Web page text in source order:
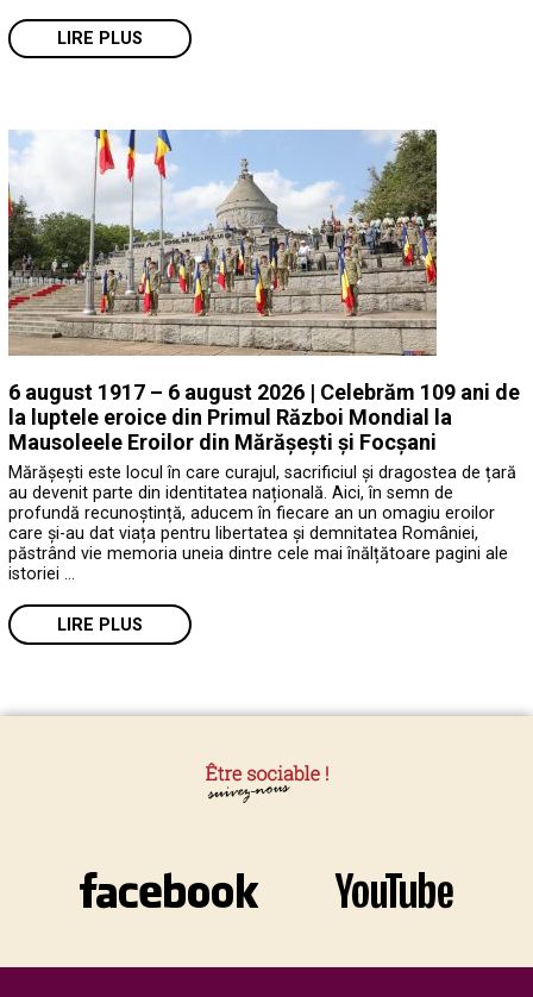
LIRE PLUS
6 august 1917 – 6 august 2026 | Celebrăm 109 ani de
la luptele eroice din Primul Război Mondial la
Mausoleele Eroilor din Mărășești și Focșani
Mărășești este locul în care curajul, sacrificiul și dragostea de țară
au devenit parte din identitatea națională. Aici, în semn de
profundă recunoștință, aducem în fiecare an un omagiu eroilor
care și-au dat viața pentru libertatea și demnitatea României,
păstrând vie memoria uneia dintre cele mai înălțătoare pagini ale
istoriei …
LIRE PLUS